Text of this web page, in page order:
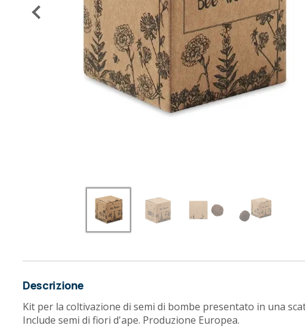
Descrizione
Kit per la coltivazione di semi di bombe presentato in una
Include semi di fiori d'ape. Produzione Europea.